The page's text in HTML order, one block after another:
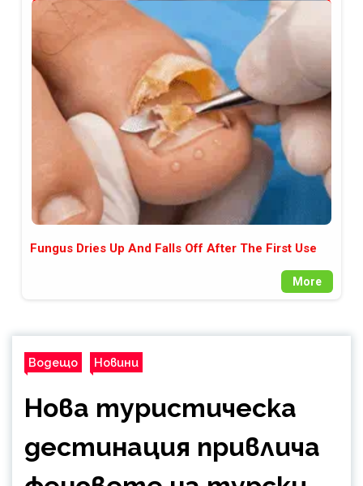
Fungus Dries Up And Falls Off After The First Use
More
Водещо Новини
Нова туристическа
дестинация привлича